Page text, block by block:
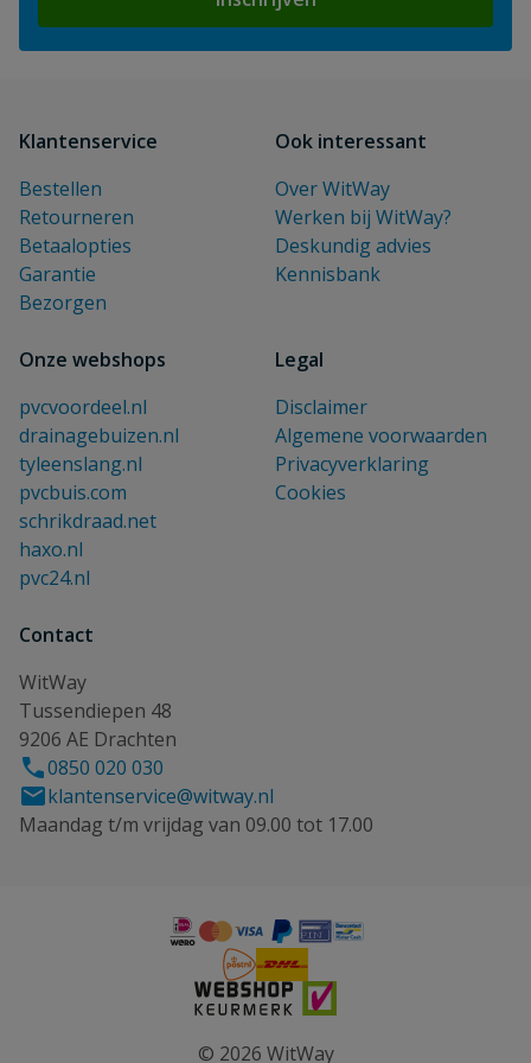
Klantenservice
Bestellen
Retourneren
Betaalopties
Garantie
Bezorgen
Ook interessant
Over WitWay
Werken bij WitWay?
Deskundig advies
Kennisbank
Onze webshops
pvcvoordeel.nl
drainagebuizen.nl
tyleenslang.nl
pvcbuis.com
schrikdraad.net
haxo.nl
pvc24.nl
Legal
Disclaimer
Algemene voorwaarden
Privacyverklaring
Cookies
Contact
WitWay
Tussendiepen 48
9206 AE Drachten
0850 020 030
klantenservice@witway.nl
Maandag t/m vrijdag van 09.00 tot 17.00
© 2026 WitWay